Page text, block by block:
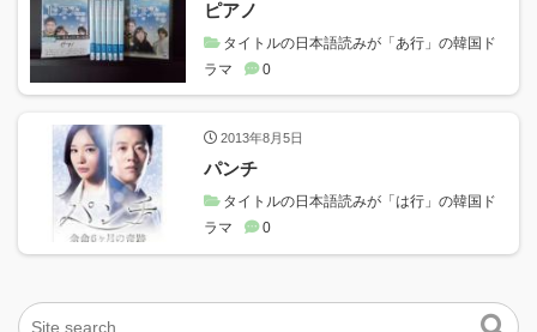
ピアノ
タイトルの日本語読みが「あ行」の韓国ド
ラマ
0
2013年8月5日
パンチ
タイトルの日本語読みが「は行」の韓国ド
ラマ
0